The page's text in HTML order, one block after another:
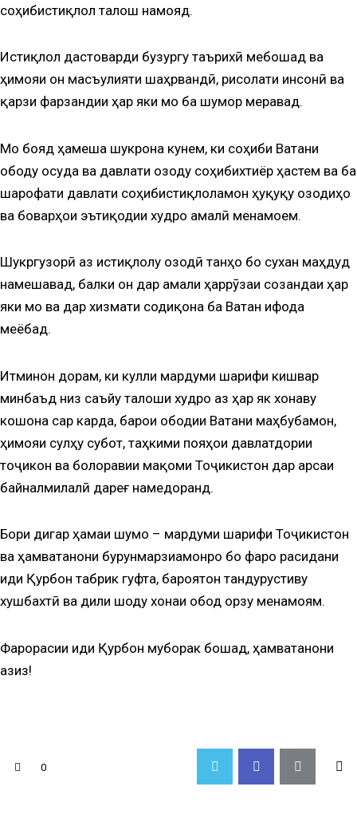
соҳибистиқлол талош намояд.
Истиқлол дастоварди бузургу таърихӣ мебошад ва
ҳимояи он масъулияти шаҳрвандӣ, рисолати инсонӣ ва
қарзи фарзандии ҳар яки мо ба шумор меравад.
Мо бояд ҳамеша шукрона кунем, ки соҳиби Ватани
ободу осуда ва давлати озоду соҳибихтиёр ҳастем ва ба
шарофати давлати соҳибистиқлоламон ҳуқуқу озодиҳо
ва боварҳои эътиқодии худро амалӣ менамоем.
Шукргузорӣ аз истиқлолу озодӣ танҳо бо сухан маҳдуд
намешавад, балки он дар амали ҳаррӯзаи созандаи ҳар
яки мо ва дар хизмати содиқона ба Ватан ифода
меёбад.
Итминон дорам, ки кулли мардуми шарифи кишвар
минбаъд низ саъйу талоши худро аз ҳар як хонаву
кошона сар карда, барои ободии Ватани маҳбубамон,
ҳимояи сулҳу субот, таҳкими пояҳои давлатдории
тоҷикон ва болоравии мақоми Тоҷикистон дар арсаи
байналмилалӣ дареғ намедоранд.
Бори дигар ҳамаи шумо – мардуми шарифи Тоҷикистон
ва ҳамватанони бурунмарзиамонро бо фаро расидани
иди Қурбон табрик гуфта, бароятон тандурустиву
хушбахтӣ ва дили шоду хонаи обод орзу менамоям.
Фарорасии иди Қурбон муборак бошад, ҳамватанони
азиз!
0